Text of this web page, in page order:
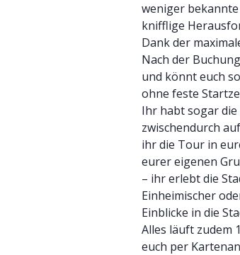
weniger
knifflige
Dank der
Nach der
und könnt euch
ohne feste
Ihr habt sogar
zwischendurch
ihr die Tour in
eurer eigenen
– ihr erlebt die
Einheimischer
Einblicke in die
Alles läuft zudem
euch per